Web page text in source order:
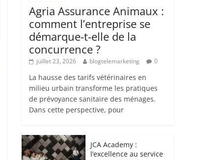
Agria Assurance Animaux :
comment l’entreprise se
démarque-t-elle de la
concurrence ?
juillet 23, 2026 blogtelemarketing 0
La hausse des tarifs vétérinaires en
milieu urbain transforme les pratiques
de prévoyance sanitaire des ménages.
Dans cette perspective, pour
JCA Academy :
l’excellence au service